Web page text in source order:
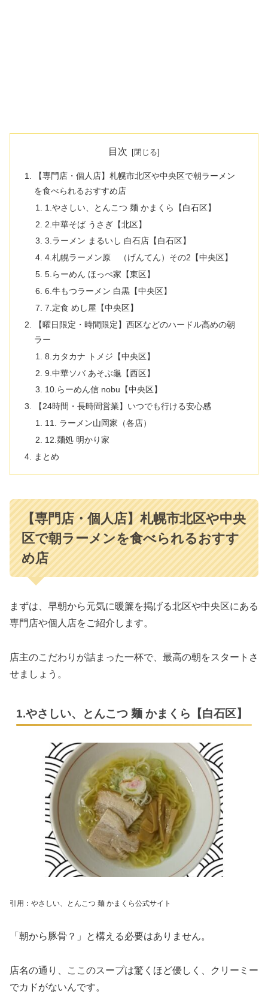
目次
【専門店・個人店】札幌市北区や中央区で朝ラーメン
を食べられるおすすめ店
1.やさしい、とんこつ 麺 かまくら【白石区】
2.中華そば うさぎ【北区】
3.ラーメン まるいし 白石店【白石区】
4.札幌ラーメン原ゝ（げんてん）その2【中央区】
5.らーめん ほっぺ家【東区】
6.牛もつラーメン 白黒【中央区】
7.定食 めし屋【中央区】
【曜日限定・時間限定】西区などのハードル高めの朝
ラー
8.カタカナ トメジ【中央区】
9.中華ソバ あそぶ龜【西区】
10.らーめん信 nobu【中央区】
【24時間・長時間営業】いつでも行ける安心感
11. ラーメン山岡家（各店）
12.麺処 明かり家
まとめ
【専門店・個人店】札幌市北区や中央
区で朝ラーメンを食べられるおすす
め店
まずは、早朝から元気に暖簾を掲げる北区や中央区にある
専門店や個人店をご紹介します。
店主のこだわりが詰まった一杯で、最高の朝をスタートさ
せましょう。
1.やさしい、とんこつ 麺 かまくら【白石区】
引用：やさしい、とんこつ 麺 かまくら公式サイト
「朝から豚骨？」と構える必要はありません。
店名の通り、ここのスープは驚くほど優しく、クリーミー
でカドがないんです。